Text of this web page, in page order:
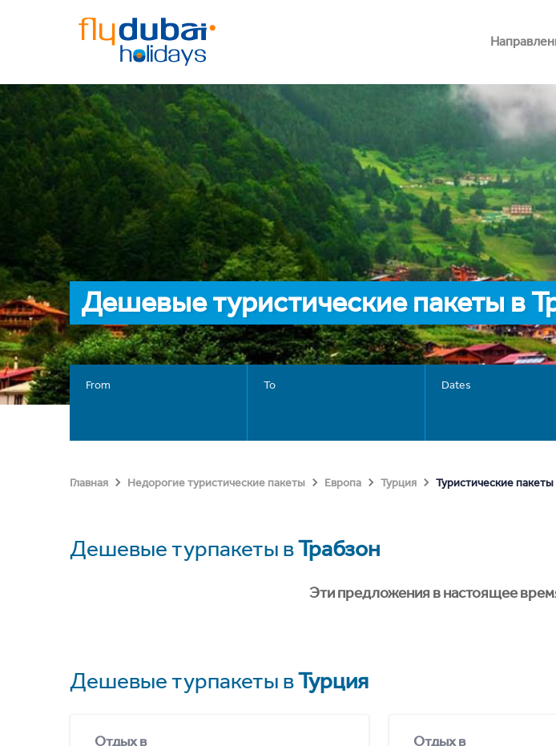
Дешевые туристические пакеты в
From To Dates
Главная Недорогие туристические пакеты Европа Турция Туристические пакеты
Дешевые турпакеты вТрабзон
Эти предложения в настоящее
Дешевые турпакеты вТурция
Отдых в Отдых в